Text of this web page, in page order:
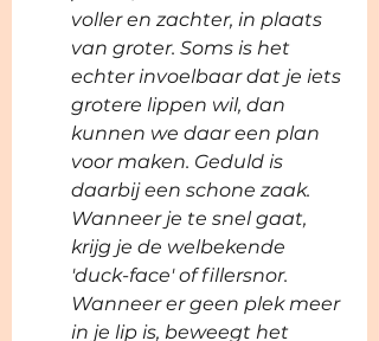
voller en zachter, in plaats
van groter. Soms is het
echter invoelbaar dat je iets
grotere lippen wil, dan
kunnen we daar een plan
voor maken. Geduld is
daarbij een schone zaak.
Wanneer je te snel gaat,
krijg je de welbekende
'duck-face' of fillersnor.
Wanneer er geen plek meer
in je lip is, beweegt het